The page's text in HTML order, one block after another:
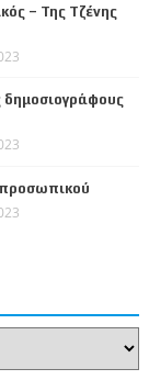
– Της Τζένης
δημοσιογράφους